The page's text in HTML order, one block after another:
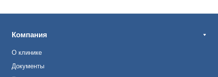
Компания
О клинике
Документы